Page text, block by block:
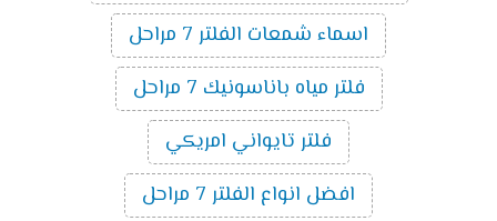
اسماء شمعات الفلتر 7 مراحل
فلتر مياه باناسونيك 7 مراحل
فلتر تايواني امريكي
افضل انواع الفلتر 7 مراحل